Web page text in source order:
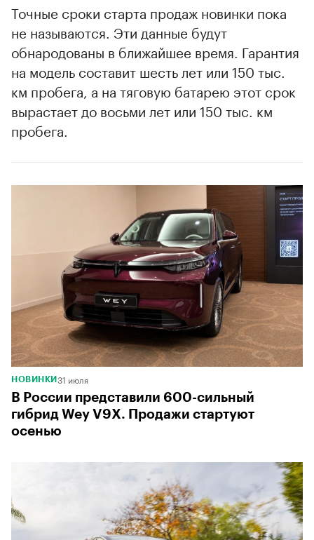
Точные сроки старта продаж новинки пока
не называются. Эти данные будут
обнародованы в ближайшее время. Гарантия
на модель составит шесть лет или 150 тыс.
км пробега, а на тяговую батарею этот срок
вырастает до восьми лет или 150 тыс. км
пробега.
НОВИНКИ 31 июля
В России представили 600-сильный
гибрид Wey V9X. Продажи стартуют
осенью